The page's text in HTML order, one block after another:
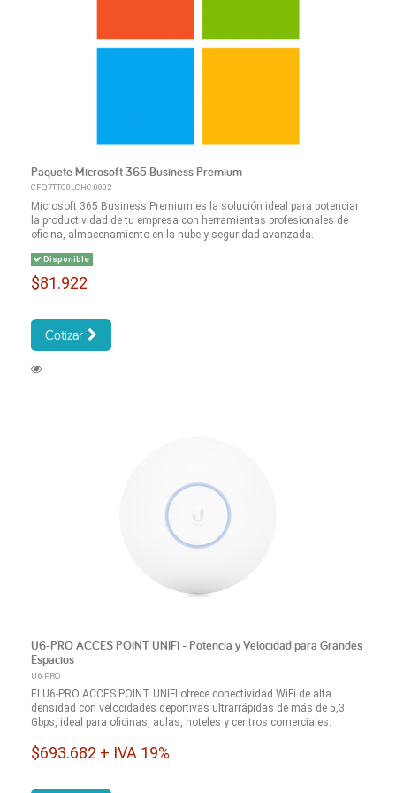
Paquete Microsoft 365 Business Premium
CFQ7TTC0LCHC:0002
Microsoft 365 Business Premium es la solución ideal para potenciar
la productividad de tu empresa con herramientas profesionales de
oficina, almacenamiento en la nube y seguridad avanzada.
Disponible
$81.922
Cotizar
U6-PRO ACCES POINT UNIFI - Potencia y Velocidad para Grandes
Espacios
U6-PRO
El U6-PRO ACCES POINT UNIFI ofrece conectividad WiFi de alta
densidad con velocidades deportivas ultrarrápidas de más de 5,3
Gbps, ideal para oficinas, aulas, hoteles y centros comerciales.
$693.682 + IVA 19%